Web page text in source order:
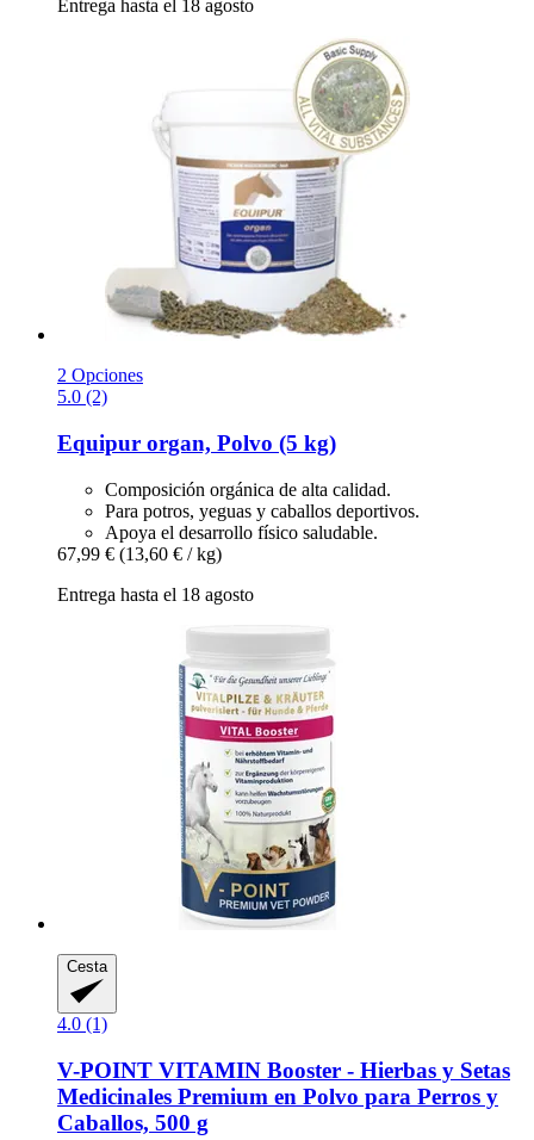
Entrega hasta el 18 agosto
2 Opciones
5.0 (2)
Equipur organ, Polvo (5 kg)
Composición orgánica de alta calidad.
Para potros, yeguas y caballos deportivos.
Apoya el desarrollo físico saludable.
67,99 € (13,60 € / kg)
Entrega hasta el 18 agosto
Cesta
4.0 (1)
V-POINT VITAMIN Booster -​ Hierbas y Setas
Medicinales Premium en Polvo para Perros y
Caballos, 500 g